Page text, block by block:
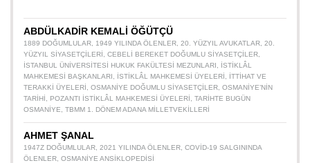
ABDÜLKADİR KEMALİ ÖĞÜTÇÜ
1889 DOĞUMLULAR 1949 YILINDA ÖLENLER 20. YÜZYIL AVUKATLAR 20.
YÜZYIL SIYASETÇILERI
CEBELI BEREKET DOĞUMLU SIYASETÇILER
İSTANBUL ÜNIVERSITESI HUKUK FAKÜLTESI MEZUNLARI
İSTIKLÂL
MAHKEMESI BAŞKANLARI
İSTIKLÂL MAHKEMESI ÜYELERI
İTTIHAT VE
TERAKKI ÜYELERI
OSMANIYE DOĞUMLU SIYASETÇILER OSMANIYE’NIN
TARIHI
POZANTI İSTIKLÂL MAHKEMESI ÜYELERI
TARIHTE BUGÜN
OSMANIYE
TBMM 1. DÖNEM ADANA MILLETVEKILLERI
AHMET ŞANAL
1947Z DOĞUMLULAR 2021 YILINDA ÖLENLER COVID-19 SALGININDA
ÖLENLER OSMANIYE ANSIKLOPEDISI